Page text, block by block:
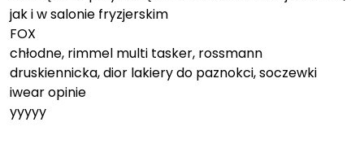
jak i w salonie fryzjerskim
FOX
chłodne, rimmel multi tasker, rossmann
druskiennicka, dior lakiery do paznokci, soczewki
iwear opinie
yyyyy